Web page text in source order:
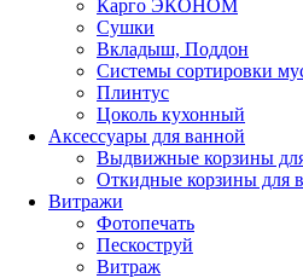
Карго ЭКОНОМ
Сушки
Вкладыш, Поддон
Системы сортировки
Плинтус
Цоколь кухонный
Аксессуары для ванной
Выдвижные корзины
Откидные корзины для
Витражи
Фотопечать
Пескоструй
Витраж